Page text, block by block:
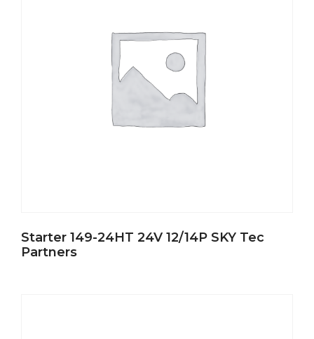
Starter 149-24HT 24V 12/14P SKY Tec
Partners